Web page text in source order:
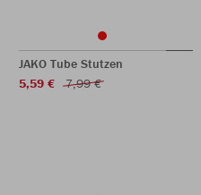
JAKO Tube Stutzen
5,59 €
7,99 €